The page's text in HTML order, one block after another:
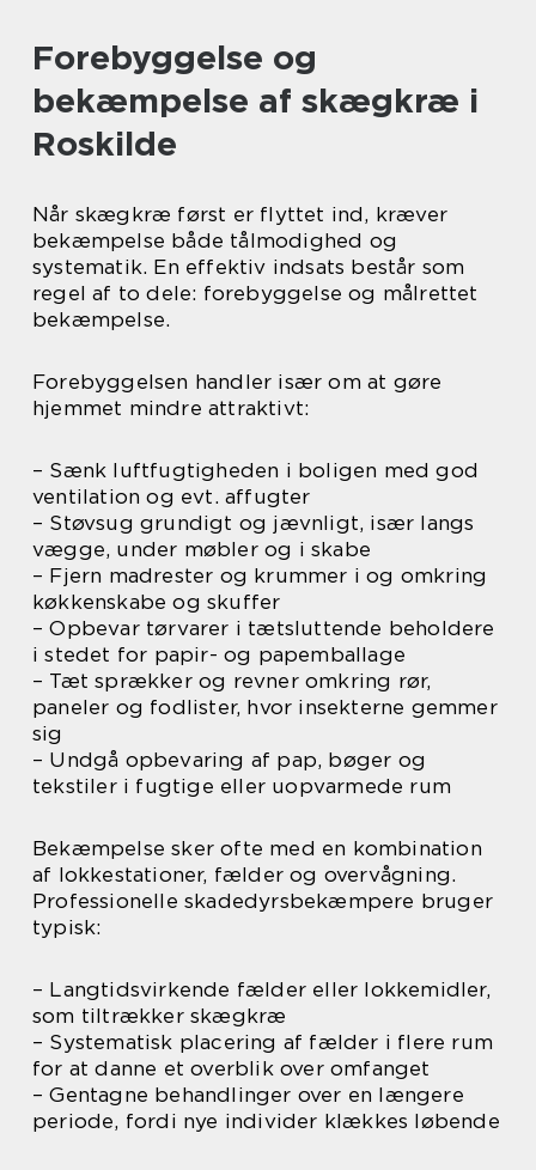
Forebyggelse og
bekæmpelse af skægkræ i
Roskilde
Når skægkræ først er flyttet ind, kræver
bekæmpelse både tålmodighed og
systematik. En effektiv indsats består som
regel af to dele: forebyggelse og målrettet
bekæmpelse.
Forebyggelsen handler især om at gøre
hjemmet mindre attraktivt:
– Sænk luftfugtigheden i boligen med god
ventilation og evt. affugter
– Støvsug grundigt og jævnligt, især langs
vægge, under møbler og i skabe
– Fjern madrester og krummer i og omkring
køkkenskabe og skuffer
– Opbevar tørvarer i tætsluttende beholdere
i stedet for papir- og papemballage
– Tæt sprækker og revner omkring rør,
paneler og fodlister, hvor insekterne gemmer
sig
– Undgå opbevaring af pap, bøger og
tekstiler i fugtige eller uopvarmede rum
Bekæmpelse sker ofte med en kombination
af lokkestationer, fælder og overvågning.
Professionelle skadedyrsbekæmpere bruger
typisk:
– Langtidsvirkende fælder eller lokkemidler,
som tiltrækker skægkræ
– Systematisk placering af fælder i flere rum
for at danne et overblik over omfanget
– Gentagne behandlinger over en længere
periode, fordi nye individer klækkes løbende